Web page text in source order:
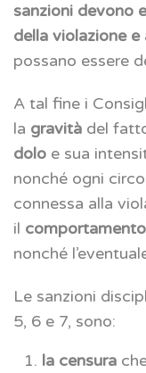
sanzioni devono
della violazione
possano essere
A tal fine i
la gravità del
dolo e sua
nonché ogni
connessa alla
il
nonché
Le sanzioni
5, 6 e 7, sono:
la censura